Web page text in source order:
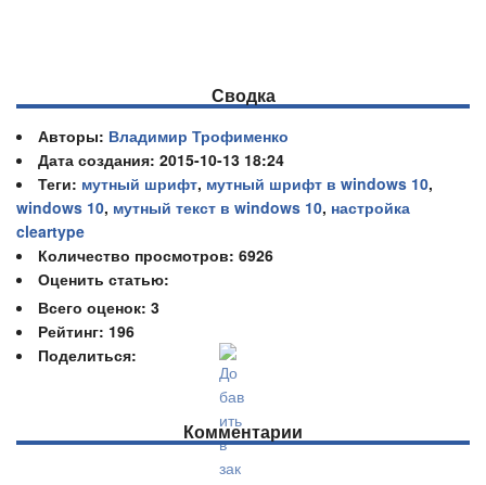
Сводка
Авторы: Владимир Трофименко
Дата создания: 2015-10-13 18:24
Теги: мутный шрифт, мутный шрифт в windows 10,
windows 10, мутный текст в windows 10, настройка
cleartype
Количество просмотров: 6926
Оценить статью:
Всего оценок: 3
Рейтинг: 196
Поделиться:
Комментарии